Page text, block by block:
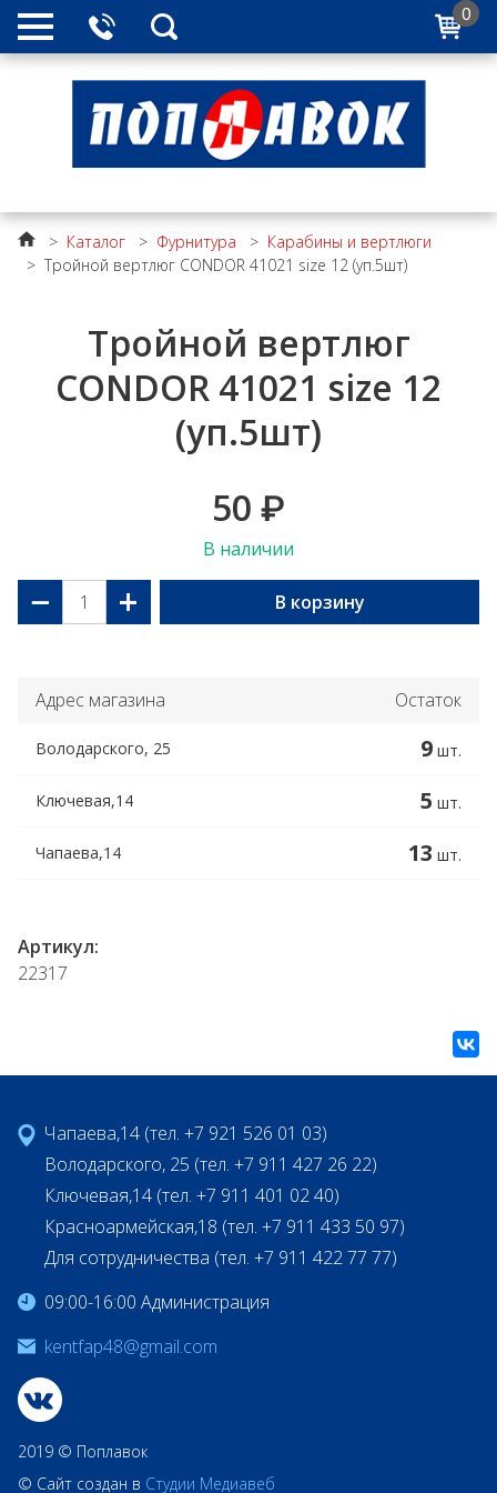
0
> Каталог > Фурнитура > Карабины и вертлюги
> Тройной вертлюг CONDOR 41021 size 12 (уп.5шт)
Тройной вертлюг
CONDOR 41021 size 12
(уп.5шт)
50 ₽
В наличии
− + В корзину
Адрес магазина Остаток
Володарского, 25 9 шт.
Ключевая,14 5 шт.
Чапаева,14 13 шт.
Артикул:
22317
Чапаева,14 (тел. +7 921 526 01 03)
Володарского, 25 (тел. +7 911 427 26 22)
Ключевая,14 (тел. +7 911 401 02 40)
Красноармейская,18 (тел. +7 911 433 50 97)
Для сотрудничества (тел. +7 911 422 77 77)
09:00-16:00 Администрация
kentfap48@gmail.com
2019 © Поплавок
© Сайт создан в Студии Медиавеб